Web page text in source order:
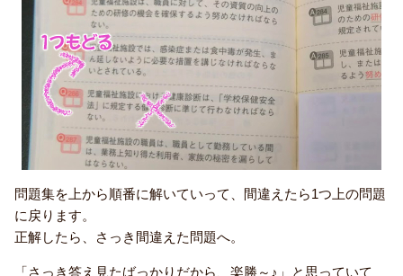
問題集を上から順番に解いていって、間違えたら1つ上の問題
に戻ります。
正解したら、さっき間違えた問題へ。
「さっき答え見たばっかりだから、楽勝～♪」と思っていて